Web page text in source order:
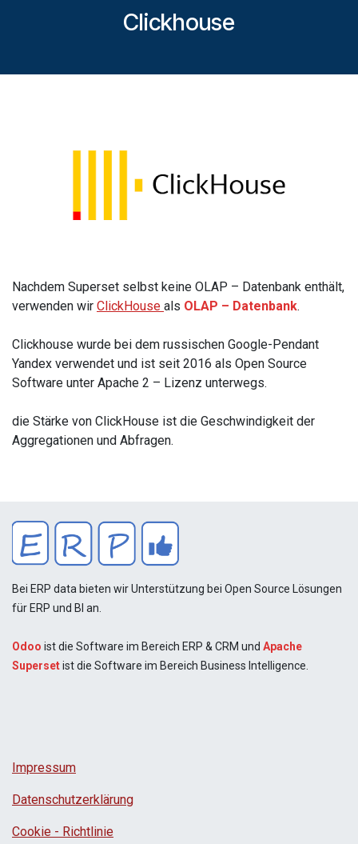
Clickhouse
Nachdem Superset selbst keine OLAP – Datenbank enthält,
verwenden wir ClickHouse als OLAP – Datenbank.
Clickhouse wurde bei dem russischen Google-Pendant
Yandex verwendet und ist seit 2016 als Open Source
Software unter Apache 2 – Lizenz unterwegs.
die Stärke von ClickHouse ist die Geschwindigkeit der
Aggregationen und Abfragen.
Bei ERP data bieten wir Unterstützung bei Open Source Lösungen
für ERP und BI an.
Odoo ist die Software im Bereich ERP & CRM und Apache
Supersetist die Software im Bereich Business Intelligence.
Impressum
Datenschutzerklärung
Cookie - Richtlinie